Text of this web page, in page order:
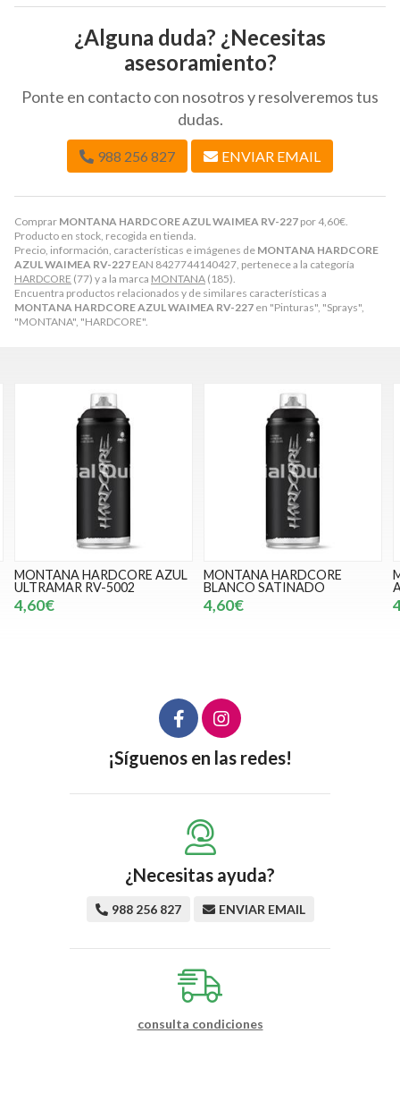
Comprar MONTANA HARDCORE AZUL WAIMEA RV-227 por4,60€.
Producto en stock, recogida en tienda.
Precio, información, características e imágenes de MONTANA HARDCORE
AZUL WAIMEA RV-227 EAN 8427744140427, pertenece a la categoría
HARDCORE (77) y a la marca MONTANA (185).
Encuentra productos relacionados y de similares características a
MONTANA HARDCORE AZUL WAIMEA RV-227 en "Pinturas", "Sprays",
"MONTANA", "HARDCORE".
¿Alguna duda? ¿Necesitas
asesoramiento?
Ponte en contacto con nosotros y resolveremos tus
dudas.
988 256 827 ENVIAR EMAIL
MONTANA HARDCORE AZUL
ULTRAMAR RV-5002
4,60€
MONTANA HARDCORE
BLANCO SATINADO
4,60€
¡Síguenos en las redes!
¿Necesitas ayuda?
988 256 827 ENVIAR EMAIL
consulta condiciones